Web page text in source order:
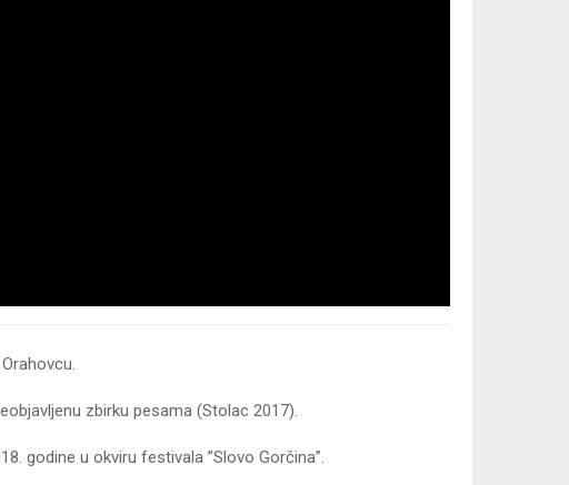
zbirku pesama (Stolac 2017).
godine u okviru festivala ”Slovo Gorčina”.